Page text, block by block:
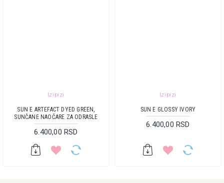
Izipizi
SUN E ARTEFACT DYED GREEN,
SUNČANE NAOČARE ZA ODRASLE
6.400,00 RSD
Izipizi
SUN E GLOSSY IVORY
6.400,00 RSD